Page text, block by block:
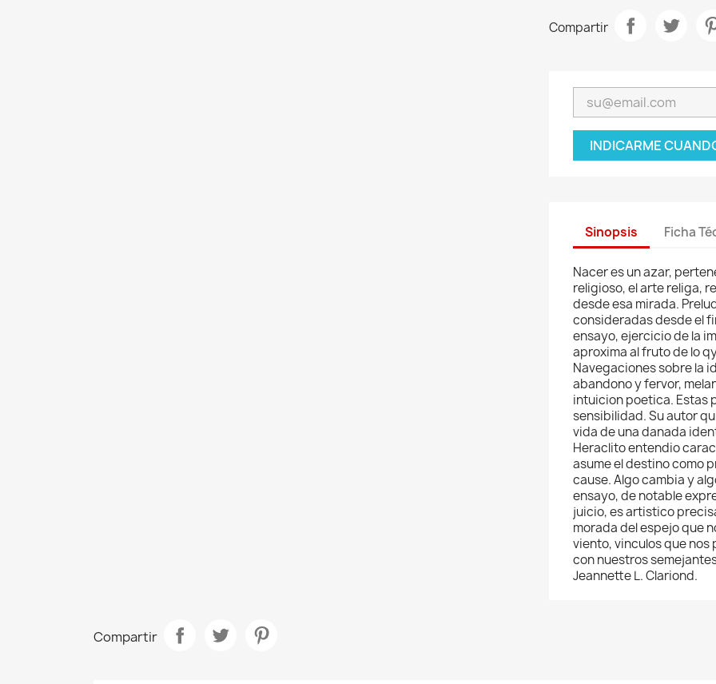
Compartir
INDICARME
Sinopsis Ficha
Nacer es un azar,
religioso, el arte religa,
desde esa mirada.
consideradas desde el
ensayo, ejercicio de la
aproxima al fruto de lo
Navegaciones sobre la
abandono y fervor,
intuicion poetica. Estas
sensibilidad. Su autor
vida de una danada
Heraclito entendio
asume el destino como
cause. Algo cambia y
ensayo, de notable
juicio, es artistico
morada del espejo que
viento, vinculos que
con nuestros
Jeannette L. Clariond.
Compartir